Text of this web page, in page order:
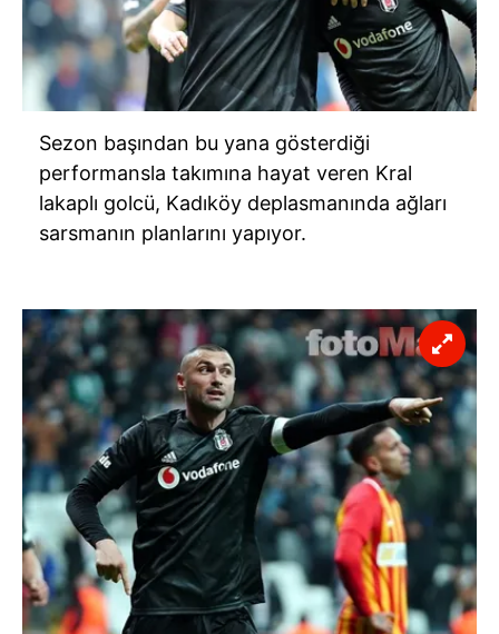
Sezon başından bu yana gösterdiği
performansla takımına hayat veren Kral
lakaplı golcü, Kadıköy deplasmanında ağları
sarsmanın planlarını yapıyor.